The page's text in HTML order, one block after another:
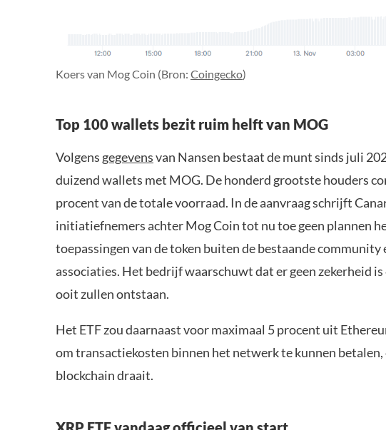
Koers van Mog Coin (Bron: Coingecko)
Top 100 wallets bezit ruim helft van MOG
Volgens gegevensvan Nansen bestaat de munt sinds juli
duizend wallets met MOG. De honderd grootste houders
procent van de totale voorraad. In de aanvraag schrijft
initiatiefnemers achter Mog Coin tot nu toe geen plannen
toepassingen van de token buiten de bestaande community
associaties. Het bedrijf waarschuwt dat er geen zekerheid
ooit zullen ontstaan.
Het ETF zou daarnaast voor maximaal 5 procent uit
om transactiekosten binnen het netwerk te kunnen betalen,
blockchain draait.